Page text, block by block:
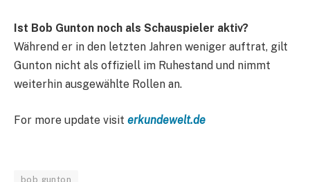
Ist Bob Gunton noch als Schauspieler aktiv?
Während er in den letzten Jahren weniger auftrat, gilt
Gunton nicht als offiziell im Ruhestand und nimmt
weiterhin ausgewählte Rollen an.
For more update visit erkundewelt.de
bob gunton